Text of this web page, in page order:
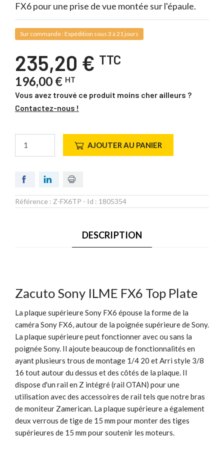
FX6 pour une prise de vue montée sur l'épaule.
Sur commande : Expédition sous 3 à 21 jours
235,20 € TTC
196,00 € HT
Vous avez trouvé ce produit moins cher ailleurs ?
Contactez-nous !
AJOUTER AU PANIER
Référence : Z-FX6TP - Id : 1805354
DESCRIPTION
Zacuto Sony ILME FX6 Top Plate
La plaque supérieure Sony FX6 épouse la forme de la
caméra Sony FX6, autour de la poignée supérieure de Sony.
La plaque supérieure peut fonctionner avec ou sans la
poignée Sony. Il ajoute beaucoup de fonctionnalités en
ayant plusieurs trous de montage 1/4 20 et Arri style 3/8
16 tout autour du dessus et des côtés de la plaque. Il
dispose d'un rail en Z intégré (rail OTAN) pour une
utilisation avec des accessoires de rail tels que notre bras
de moniteur Zamerican. La plaque supérieure a également
deux verrous de tige de 15 mm pour monter des tiges
supérieures de 15 mm pour soutenir les moteurs.